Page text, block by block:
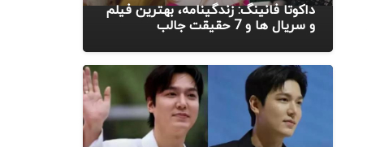
داکوتا فانینگ: زندگینامه، بهترین فیلم
و سریال ها و 7 حقیقت جالب